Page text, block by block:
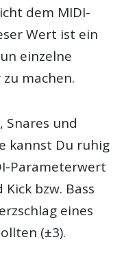
dem MIDI-
Wert ist ein
einzelne
machen.
Snares und
kannst Du ruhig
Parameterwert
bzw. Bass
eines
(±3).